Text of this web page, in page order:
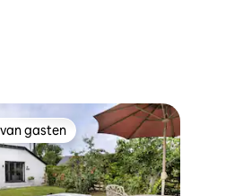
van gasten
gasten